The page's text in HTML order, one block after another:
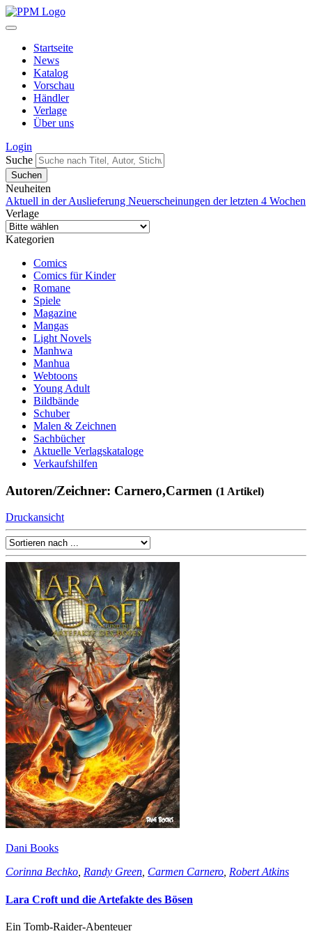
Startseite
News
Katalog
Vorschau
Händler
Verlage
Über uns
Login
Suche
Neuheiten
Aktuell in der Auslieferung Neuerscheinungen der letzten 4 Wochen
Verlage
Kategorien
Comics
Comics für Kinder
Romane
Spiele
Magazine
Mangas
Light Novels
Manhwa
Manhua
Webtoons
Young Adult
Bildbände
Schuber
Malen & Zeichnen
Sachbücher
Aktuelle Verlagskataloge
Verkaufshilfen
Autoren/Zeichner: Carnero,Carmen (1 Artikel)
Druckansicht
Dani Books
Corinna Bechko, Randy Green, Carmen Carnero, Robert Atkins
Lara Croft und die Artefakte des Bösen
Ein Tomb-Raider-Abenteuer